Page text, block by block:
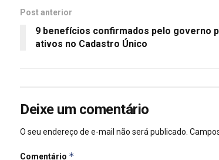
Post anterior
9 benefícios confirmados pelo governo
ativos no Cadastro Único
Deixe um comentário
O seu endereço de e-mail não será publicado.
Comentário *